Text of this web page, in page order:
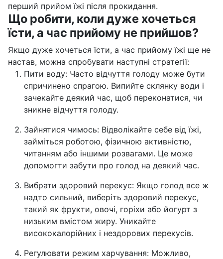
перший прийом їжі після прокидання.
Що робити, коли дуже хочеться
їсти, а час прийому не прийшов?
Якщо дуже хочеться їсти, а час прийому їжі ще не
настав, можна спробувати наступні стратегії:
Пити воду: Часто відчуття голоду може бути
спричинено спрагою. Випийте склянку води і
зачекайте деякий час, щоб переконатися, чи
зникне відчуття голоду.
Зайнятися чимось: Відволікайте себе від їжі,
займіться роботою, фізичною активністю,
читанням або іншими розвагами. Це може
допомогти забути про голод на деякий час.
Вибрати здоровий перекус: Якщо голод все ж
надто сильний, виберіть здоровий перекус,
такий як фрукти, овочі, горіхи або йогурт з
низьким вмістом жиру. Уникайте
висококалорійних і нездорових перекусів.
Регулювати режим харчування: Можливо,